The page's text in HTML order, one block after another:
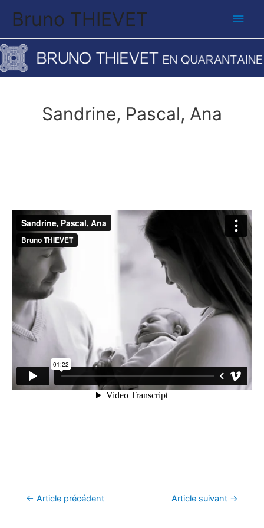
Bruno THIEVET
Sandrine, Pascal, Ana
Navigation
← Article précédent Article suivant →